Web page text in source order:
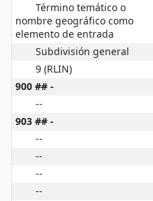
Término temático o
nombre geográfico como
elemento de entrada
Subdivisión general
9 (RLIN)
900 ## -
--
903 ## -
--
--
--
--